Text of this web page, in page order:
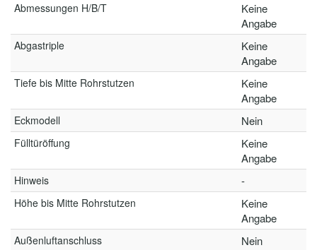
Abmessungen H/B/T
Keine
Angabe
Abgastriple
Keine
Angabe
Tiefe bis Mitte Rohrstutzen
Keine
Angabe
Eckmodell Nein
Fülltüröffung
Keine
Angabe
Hinweis -
Höhe bis Mitte Rohrstutzen
Keine
Angabe
Außenluftanschluss Nein